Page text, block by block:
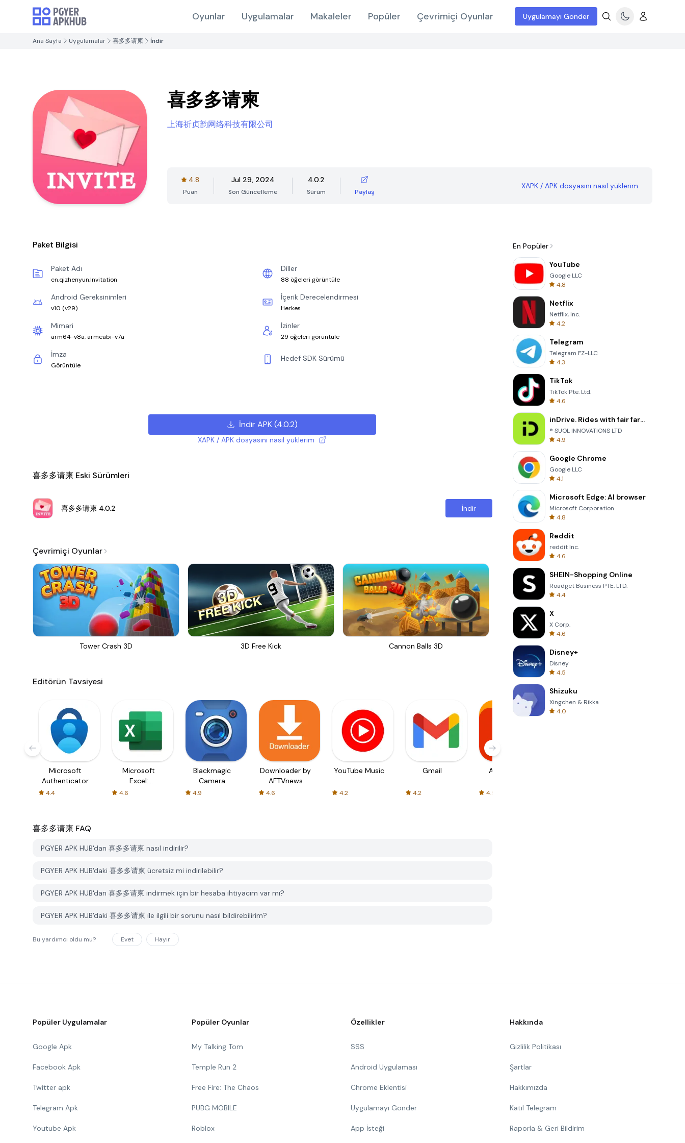
Oyunlar Uygulamalar Makaleler Popüler Çevrimiçi Oyunlar Uygulamayı Gönder
Ana Sayfa Uygulamalar 喜多多请柬 İndir
喜多多请柬
上海祈贞韵网络科技有限公司
4.8
Puan
Jul 29, 2024
Son Güncelleme
4.0.2
Sürüm Paylaş
XAPK / APK dosyasını nasıl yüklerim
Paket Bilgisi
Paket Adı
cn.qizhenyun.Invitation
Diller
88 öğeleri görüntüle
Android Gereksinimleri
v10 (v29)
İçerik Derecelendirmesi
Herkes
Mimari
arm64-v8a, armeabi-v7a
İzinler
29 öğeleri görüntüle
İmza
Görüntüle
Hedef SDK Sürümü
İndir APK(4.0.2)
XAPK / APK dosyasını nasıl yüklerim
喜多多请柬 Eski Sürümleri
喜多多请柬 4.0.2 İndir
Çevrimiçi Oyunlar
Tower Crash 3D 3D Free Kick Cannon Balls 3D
Editörün Tavsiyesi
Microsoft
Authenticator
4.4
Microsoft
Excel:
Spreadsheets
4.6
Blackmagic
Camera
4.9
Downloader by
AFTVnews
4.6
YouTube Music
4.2
Gmail
4.2
AliExpress
4.5
喜多多请柬 FAQ
PGYER APK HUB'dan 喜多多请柬 nasıl indirilir?
PGYER APK HUB'daki 喜多多请柬 ücretsiz mi indirilebilir?
PGYER APK HUB'dan 喜多多请柬 indirmek için bir hesaba ihtiyacım var mı?
PGYER APK HUB'daki 喜多多请柬 ile ilgili bir sorunu nasıl bildirebilirim?
Bu yardımcı oldu mu? Evet Hayır
En Popüler
YouTube
Google LLC
4.8
Netflix
Netflix, Inc.
4.2
Telegram
Telegram FZ-LLC
4.3
TikTok
TikTok Pte. Ltd.
4.6
inDrive. Rides with fair fares
® SUOL INNOVATIONS LTD
4.9
Google Chrome
Google LLC
4.1
Microsoft Edge: AI browser
Microsoft Corporation
4.8
Reddit
reddit Inc.
4.6
SHEIN-Shopping Online
Roadget Business PTE. LTD.
4.4
X
X Corp.
4.6
Disney+
Disney
4.5
Shizuku
Xingchen & Rikka
4.0
Popüler Uygulamalar
Google Apk
Facebook Apk
Twitter apk
Telegram Apk
Youtube Apk
Popüler Oyunlar
My Talking Tom
Temple Run 2
Free Fire: The Chaos
PUBG MOBILE
Roblox
Özellikler
SSS
Android Uygulaması
Chrome Eklentisi
Uygulamayı Gönder
App İsteği
Hakkında
Gizlilik Politikası
Şartlar
Hakkımızda
Katıl Telegram
Raporla & Geri Bildirim